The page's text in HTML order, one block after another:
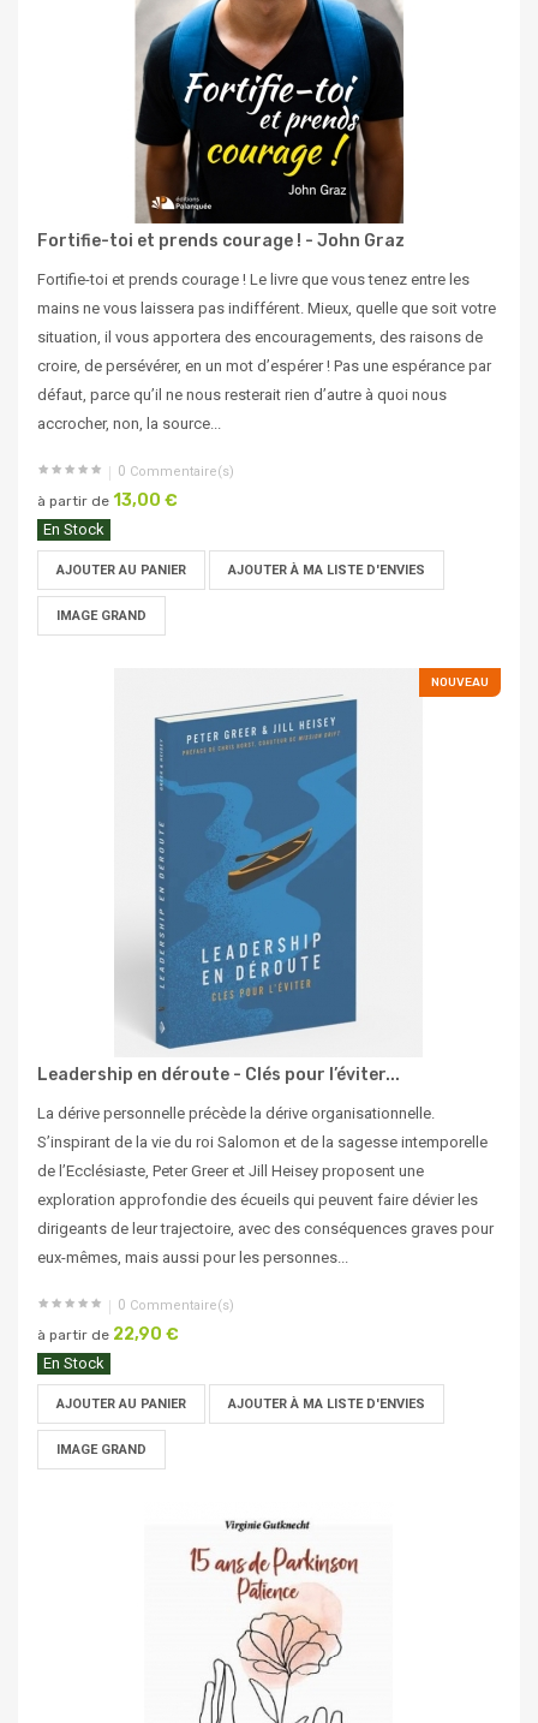
Fortifie-toi et prends courage ! - John Graz
Fortifie-toi et prends courage ! Le livre que vous tenez entre les
mains ne vous laissera pas indifférent. Mieux, quelle que soit votre
situation, il vous apportera des encouragements, des raisons de
croire, de persévérer, en un mot d’espérer ! Pas une espérance par
défaut, parce qu’il ne nous resterait rien d’autre à quoi nous
accrocher, non, la source...
0 Commentaire(s)
à partir de 13,00 €
En Stock
AJOUTER AU PANIER AJOUTER À MA LISTE D'ENVIES
IMAGE GRAND
NOUVEAU
Leadership en déroute - Clés pour l’éviter...
La dérive personnelle précède la dérive organisationnelle.
S’inspirant de la vie du roi Salomon et de la sagesse intemporelle
de l’Ecclésiaste, Peter Greer et Jill Heisey proposent une
exploration approfondie des écueils qui peuvent faire dévier les
dirigeants de leur trajectoire, avec des conséquences graves pour
eux-mêmes, mais aussi pour les personnes...
0 Commentaire(s)
à partir de 22,90 €
En Stock
AJOUTER AU PANIER AJOUTER À MA LISTE D'ENVIES
IMAGE GRAND